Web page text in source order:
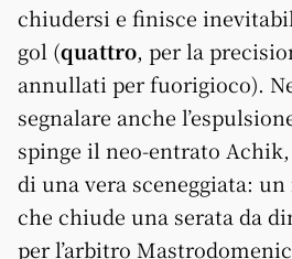
chiudersi e finisce
gol (quattro, per la
annullati per fuorigioco).
segnalare anche
spinge il neo-entrato
di una vera sceneggiata: un
che chiude una serata da
per l’arbitro